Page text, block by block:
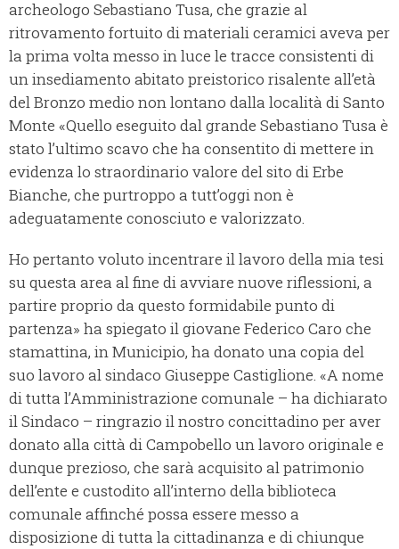
archeologo Sebastiano Tusa, che grazie al
ritrovamento fortuito di materiali ceramici aveva per
la prima volta messo in luce le tracce consistenti di
un insediamento abitato preistorico risalente all’età
del Bronzo medio non lontano dalla località di Santo
Monte «Quello eseguito dal grande Sebastiano Tusa è
stato l’ultimo scavo che ha consentito di mettere in
evidenza lo straordinario valore del sito di Erbe
Bianche, che purtroppo a tutt’oggi non è
adeguatamente conosciuto e valorizzato.
Ho pertanto voluto incentrare il lavoro della mia tesi
su questa area al fine di avviare nuove riflessioni, a
partire proprio da questo formidabile punto di
partenza» ha spiegato il giovane Federico Caro che
stamattina, in Municipio, ha donato una copia del
suo lavoro al sindaco Giuseppe Castiglione. «A nome
di tutta l’Amministrazione comunale – ha dichiarato
il Sindaco – ringrazio il nostro concittadino per aver
donato alla città di Campobello un lavoro originale e
dunque prezioso, che sarà acquisito al patrimonio
dell’ente e custodito all’interno della biblioteca
comunale affinché possa essere messo a
disposizione di tutta la cittadinanza e di chiunque